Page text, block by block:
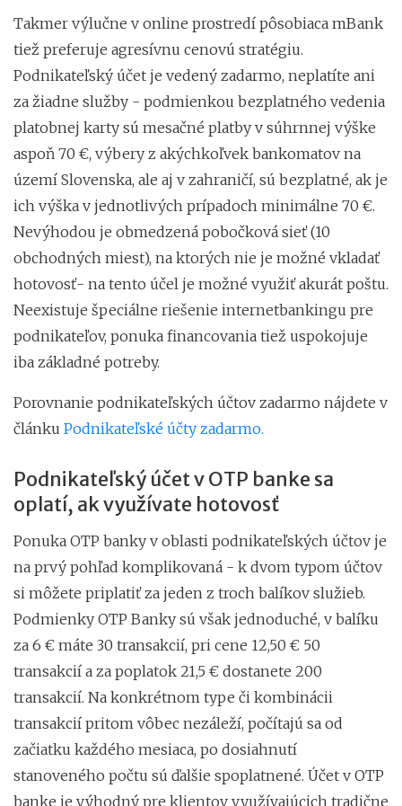
Takmer výlučne v online prostredí pôsobiaca mBank
tiež preferuje agresívnu cenovú stratégiu.
Podnikateľský účet je vedený zadarmo, neplatíte ani
za žiadne služby - podmienkou bezplatného vedenia
platobnej karty sú mesačné platby v súhrnnej výške
aspoň 70 €, výbery z akýchkoľvek bankomatov na
území Slovenska, ale aj v zahraničí, sú bezplatné, ak je
ich výška v jednotlivých prípadoch minimálne 70 €.
Nevýhodou je obmedzená pobočková sieť (10
obchodných miest), na ktorých nie je možné vkladať
hotovosť- na tento účel je možné využiť akurát poštu.
Neexistuje špeciálne riešenie internetbankingu pre
podnikateľov, ponuka financovania tiež uspokojuje
iba základné potreby.
Porovnanie podnikateľských účtov zadarmo nájdete v
článku Podnikateľské účty zadarmo.
Podnikateľský účet v OTP banke sa
oplatí, ak využívate hotovosť
Ponuka OTP banky v oblasti podnikateľských účtov je
na prvý pohľad komplikovaná - k dvom typom účtov
si môžete priplatiť za jeden z troch balíkov služieb.
Podmienky OTP Banky sú však jednoduché, v balíku
za 6 € máte 30 transakcií, pri cene 12,50 € 50
transakcií a za poplatok 21,5 € dostanete 200
transakcií. Na konkrétnom type či kombinácii
transakcií pritom vôbec nezáleží, počítajú sa od
začiatku každého mesiaca, po dosiahnutí
stanoveného počtu sú ďalšie spoplatnené. Účet v OTP
banke je výhodný pre klientov využívajúcich tradične